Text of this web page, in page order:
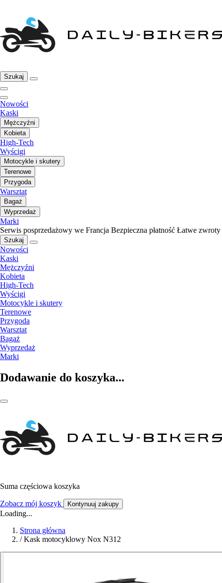
Szukaj
Nowości
Kaski
Mężczyźni
Kobieta
High-Tech
Wyścigi
Motocykle i skutery
Terenowe
Przygoda
Warsztat
Bagaż
Wyprzedaż
Marki
Serwis posprzedażowy we Francja Bezpieczna płatność Łatwe zwroty
Szukaj
Nowości
Kaski
Mężczyźni
Kobieta
High-Tech
Wyścigi
Motocykle i skutery
Terenowe
Przygoda
Warsztat
Bagaż
Wyprzedaż
Marki
Dodawanie do koszyka...
Suma częściowa koszyka
Zobacz mój koszyk Kontynuuj zakupy
Loading...
Strona główna
/ Kask motocyklowy Nox N312